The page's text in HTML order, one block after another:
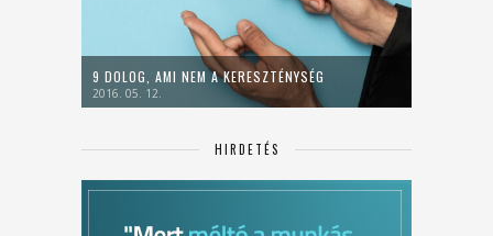
9 DOLOG, AMI NEM A KERESZTÉNYSÉG
2016. 05. 12.
HIRDETÉS